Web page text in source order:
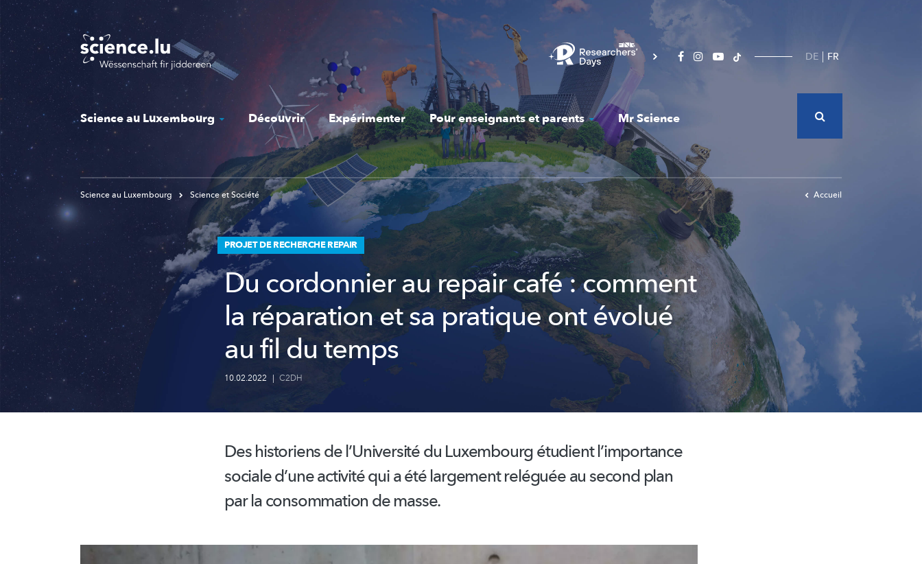
Skip
to
main
content
DE FR
Science au Luxembourg Découvrir Expérimenter Pour enseignants et parents Mr Science
Science au Luxembourg Science et Société Accueil
PROJET DE RECHERCHE REPAIR
Du cordonnier au repair café : comment
la réparation et sa pratique ont évolué
au fil du temps
10.02.2022 | C2DH
Des historiens del’Universitédu Luxembourg étudientl’importance
sociale d’une activité qui a été largement reléguée au second plan
par la consommation de masse.